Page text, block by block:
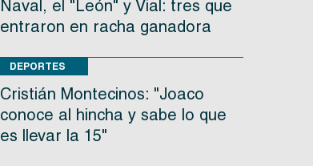
Naval, el "León" y Vial: tres que
entraron en racha ganadora
DEPORTES
Cristián Montecinos: "Joaco
conoce al hincha y sabe lo que
es llevar la 15"